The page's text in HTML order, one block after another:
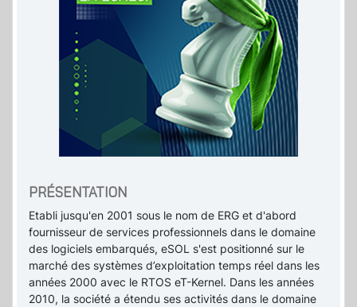
PRÉSENTATION
Etabli jusqu'en 2001 sous le nom de ERG et d'abord
fournisseur de services professionnels dans le domaine
des logiciels embarqués, eSOL s'est positionné sur le
marché des systèmes d’exploitation temps réel dans les
années 2000 avec le RTOS eT-Kernel. Dans les années
2010, la société a étendu ses activités dans le domaine